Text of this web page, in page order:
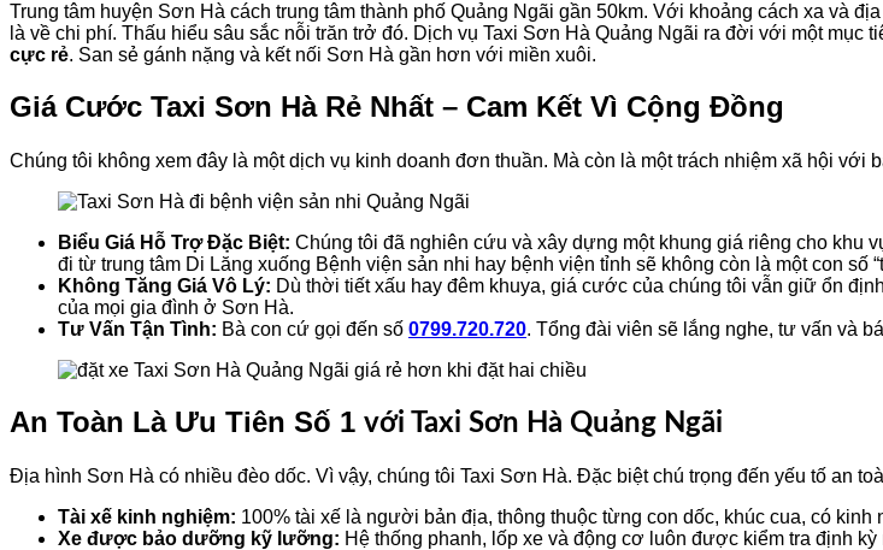
Trung tâm huyện Sơn Hà cách trung tâm thành phố Quảng Ngãi gần 50km. Với khoảng cách xa và
là về chi phí. Thấu hiểu sâu sắc nỗi trăn trở đó. Dịch vụ Taxi Sơn Hà Quảng Ngãi ra đời với một
cực rẻ. San sẻ gánh nặng và kết nối Sơn Hà gần hơn với miền xuôi.
Giá Cước Taxi Sơn Hà Rẻ Nhất – Cam Kết Vì Cộng Đồng
Chúng tôi không xem đây là một dịch vụ kinh doanh đơn thuần. Mà còn là một trách nhiệm xã hội với
Biểu Giá Hỗ Trợ Đặc Biệt: Chúng tôi đã nghiên cứu và xây dựng một khung giá riêng cho
đi từ trung tâm Di Lăng xuống Bệnh viện sản nhi hay bệnh viện tỉnh sẽ không còn là một con số
Không Tăng Giá Vô Lý: Dù thời tiết xấu hay đêm khuya, giá cước của chúng tôi vẫn giữ ổn
của mọi gia đình ở Sơn Hà.
Tư Vấn Tận Tình: Bà con cứ gọi đến số 0799.720.720. Tổng đài viên sẽ lắng nghe, tư vấn và
An Toàn Là Ưu Tiên Số 1 với Taxi Sơn Hà Quảng Ngãi
Địa hình Sơn Hà có nhiều đèo dốc. Vì vậy, chúng tôi Taxi Sơn Hà. Đặc biệt chú trọng đến yếu tố an
Tài xế kinh nghiệm: 100% tài xế là người bản địa, thông thuộc từng con dốc, khúc cua, có
Xe được bảo dưỡng kỹ lưỡng: Hệ thống phanh, lốp xe và động cơ luôn được kiểm tra định